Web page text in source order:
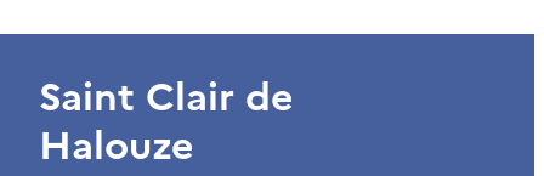
Saint Clair de
Halouze